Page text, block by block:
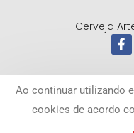
Cerveja
Ao continuar utilizando
cookies de acordo